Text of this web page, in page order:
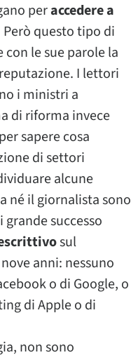
peraccedere a
Però questo tipo di
le sue parole la
I lettori
i ministri a
di riforma invece
sapere cosa
di settori
alcune
né il giornalista sono
successo
sul
anni: nessuno
o di Google, o
di Apple o di
non sono